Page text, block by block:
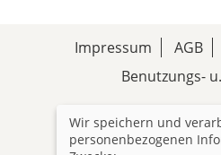
Impressum AGB
Benutzungs-
Hinweis zum
Wir speichern und
personenbezogenen